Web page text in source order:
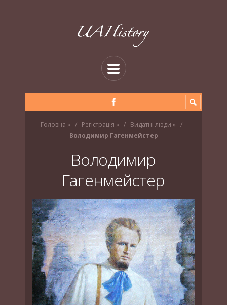
Головна » Регістрація » Видатні люди »
Володимир Гагенмейстер
Володимир
Гагенмейстер